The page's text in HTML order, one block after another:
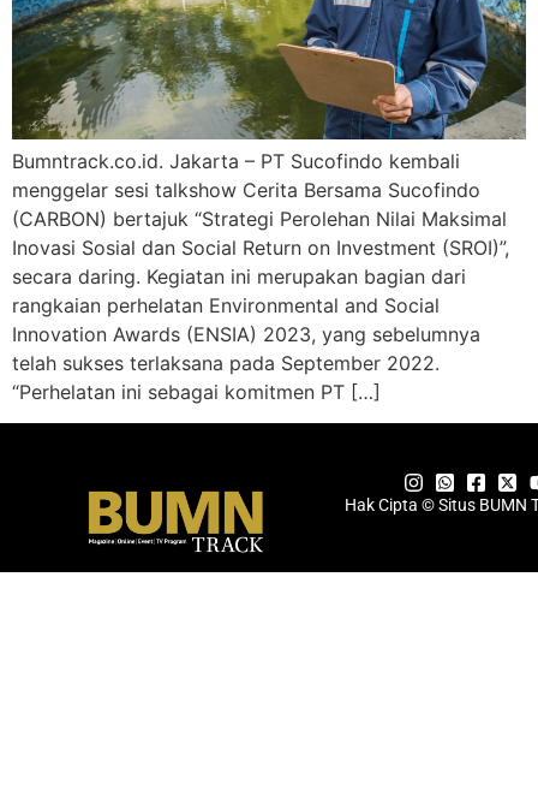
Bumntrack.co.id. Jakarta – PT Sucofindo kembali
menggelar sesi talkshow Cerita Bersama Sucofindo
(CARBON) bertajuk “Strategi Perolehan Nilai Maksimal
Inovasi Sosial dan Social Return on Investment (SROI)”,
secara daring. Kegiatan ini merupakan bagian dari
rangkaian perhelatan Environmental and Social
Innovation Awards (ENSIA) 2023, yang sebelumnya
telah sukses terlaksana pada September 2022.
“Perhelatan ini sebagai komitmen PT […]
Hak Cipta © Situs BUMN